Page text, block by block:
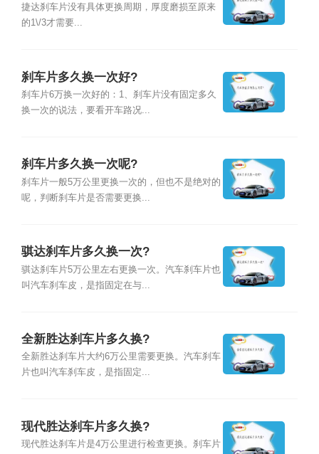
捷达刹车片没有具体更换周期，厚度磨损至原来
的1\/3才需要...
刹车片多久换一次好?
刹车片6万换一次好的：1、刹车片没有固定多久
换一次的说法，要看开车路况...
刹车片多久换一次呢?
刹车片一般5万公里更换一次的，但也不是绝对的
呢，判断刹车片是否需要更换...
骐达刹车片多久换一次?
骐达刹车片5万公里左右更换一次。汽车刹车片也
叫汽车刹车皮，是指固定在与...
全新胜达刹车片多久换?
全新胜达刹车片大约6万公里需要更换。汽车刹车
片也叫汽车刹车皮，是指固定...
现代胜达刹车片多久换?
现代胜达刹车片是4万公里进行检查更换。刹车片